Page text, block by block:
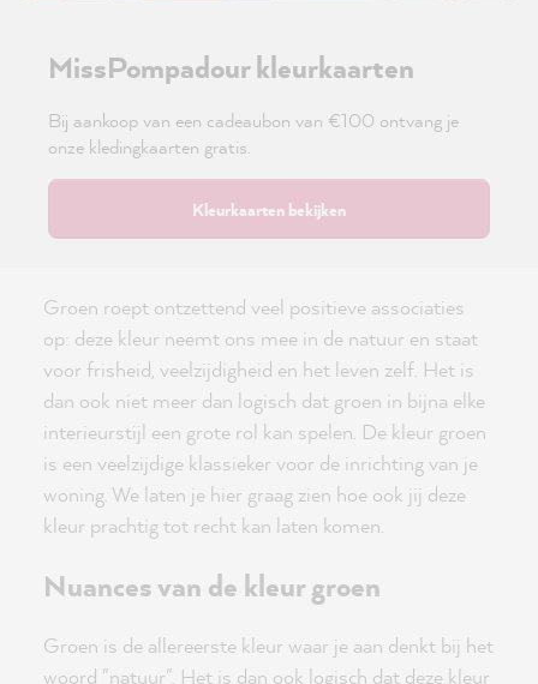
MissPompadour kleurkaarten
Bij aankoop van een cadeaubon van €100 ontvang je
onze kledingkaarten gratis.
Kleurkaarten bekijken
Groen roept ontzettend veel positieve associaties
op: deze kleur neemt ons mee in de natuur en staat
voor frisheid, veelzijdigheid en het leven zelf. Het is
dan ook niet meer dan logisch dat groen in bijna elke
interieurstijl een grote rol kan spelen. De kleur groen
is een veelzijdige klassieker voor de inrichting van je
woning. We laten je hier graag zien hoe ook jij deze
kleur prachtig tot recht kan laten komen.
Nuances van de kleur groen
Groen is de allereerste kleur waar je aan denkt bij het
woord "natuur". Het is dan ook logisch dat deze kleur